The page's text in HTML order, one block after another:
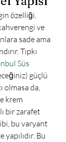
özelliği,
ve
sade ama
Tıpkı
Süs
güçlü
olmasa da,
krem
bir zarafet
bu varyant
Bu